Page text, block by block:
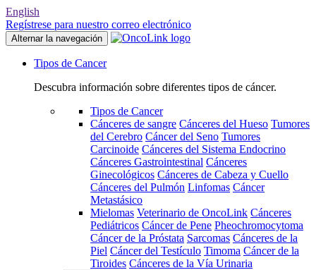
English
Regístrese para nuestro correo electrónico
Alternar la navegación
Tipos de Cancer
Descubra información sobre diferentes tipos de cáncer.
Tipos de Cancer
Cánceres de sangre Cánceres del Hueso Tumores
del Cerebro Cáncer del Seno Tumores
Carcinoide Cánceres del Sistema Endocrino
Cánceres Gastrointestinal Cánceres
Ginecológicos Cánceres de Cabeza y Cuello
Cánceres del Pulmón Linfomas Cáncer
Metastásico
Mielomas Veterinario de OncoLink Cánceres
Pediátricos Cáncer de Pene Pheochromocytoma
Cáncer de la Próstata Sarcomas Cánceres de la
Piel Cáncer del Testículo Timoma Cáncer de la
Tiroides Cánceres de la Vía Urinaria